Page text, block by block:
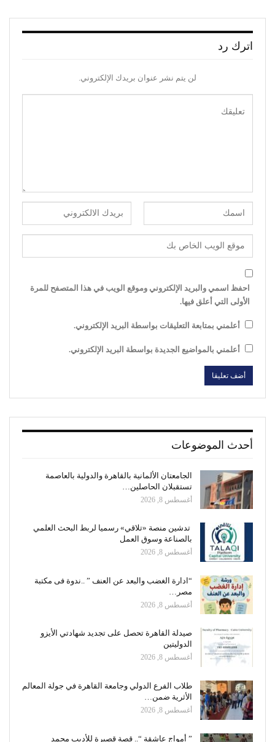
اترك رد
لن يتم نشر عنوان بريدك الإلكتروني.
احفظ اسمي والبريد الإلكتروني وموقع الويب في هذا المتصفح للمرة
الأولى التي أعلق فيها.
أعلمني بمتابعة التعليقات بواسطة البريد الإلكتروني.
أعلمني بالمواضيع الجديدة بواسطة البريد الإلكتروني.
أحدث الموضوعات
الجامعتان الألمانية بالقاهرة والدولية بالعاصمة
تستقبلان الحاصلين…
أغسطس 8, 2026
تدشين منصة «تلاقي» رسميا لربط البحث العلمي
بالصناعة وسوق العمل
أغسطس 8, 2026
“ادارة الغضب والبعد عن العنف ” ..ندوة فى مكتبة
مصر…
أغسطس 8, 2026
صيدلة القاهرة تحصل على تجديد شهادتي الأيزو
الدوليتين
أغسطس 8, 2026
طلاب الفرع الدولي وجامعة القاهرة في جولة المعالم
الأثرية ضمن…
أغسطس 8, 2026
” أمواج عاشقة “.. قصة قصيرة للأديب محمد